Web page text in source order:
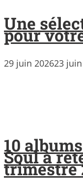
Une
pour
29 juin 202623
10
Soul à
trimestre